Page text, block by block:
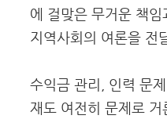
에 걸맞은 무거운 책
지역사회의 여론을 전
수익금 관리, 인력 문
재도 여전히 문제로